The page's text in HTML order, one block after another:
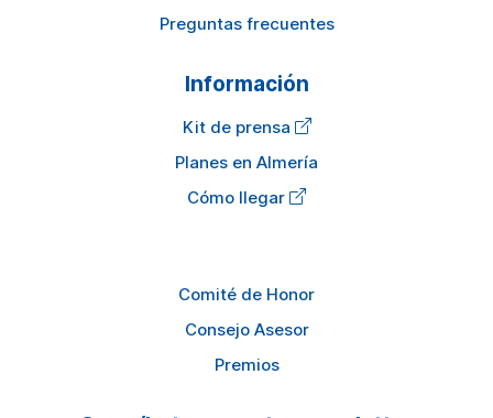
Preguntas frecuentes
Información
Kit de prensa
Planes en Almería
Cómo llegar
Comité de Honor
Consejo Asesor
Premios